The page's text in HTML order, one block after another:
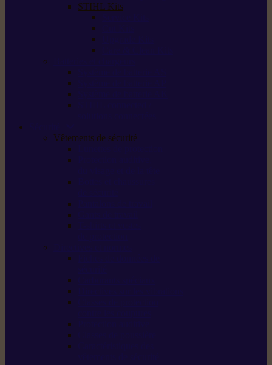
STIHL Kits
Vêtements de sécurité